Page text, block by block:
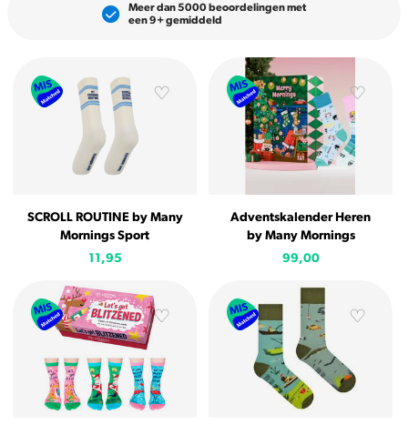
SCROLL ROUTINE by Many
Mornings Sport
11,95
Adventskalender Heren
by Many Mornings
99,00
Meer dan 5000 beoordelingen met
een 9+ gemiddeld